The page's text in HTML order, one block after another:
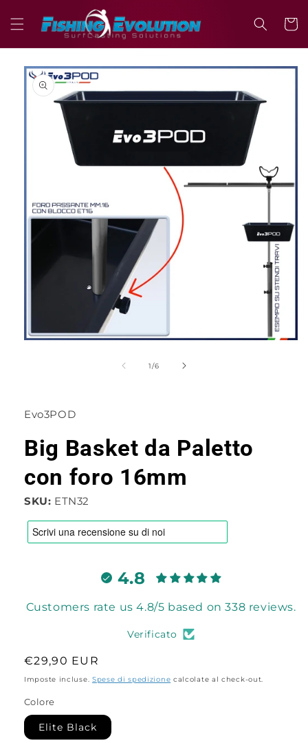
direttamente
ai contenuti
Passa alle
informazioni
sul prodotto
1/su
6
Evo3POD
Big Basket da Paletto
con foro 16mm
SKU: ETN32
4.8
Customers rate us 4.8/5 based on 338 reviews.
Verificato
Prezzo
di
€29,90 EUR
Imposte incluse. Spese di spedizione calcolate al check-out.
Colore
Elite Black